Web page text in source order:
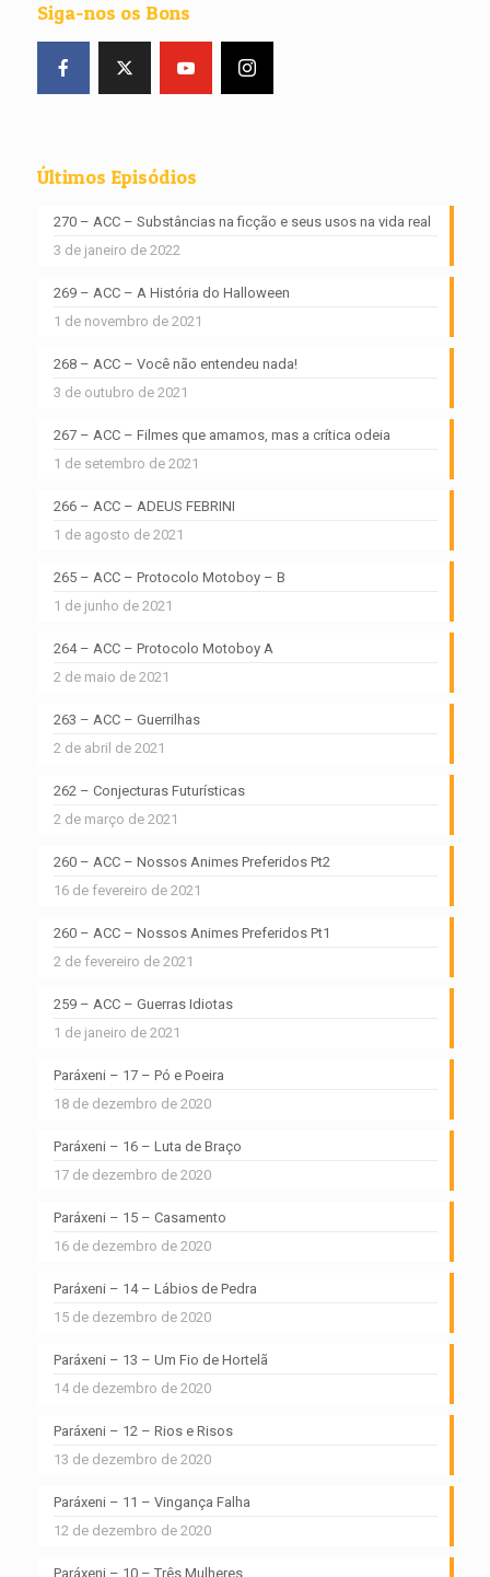
Siga-nos os Bons
Últimos Episódios
270 – ACC – Substâncias na ficção e seus usos na vida real
3 de janeiro de 2022
269 – ACC – A História do Halloween
1 de novembro de 2021
268 – ACC – Você não entendeu nada!
3 de outubro de 2021
267 – ACC – Filmes que amamos, mas a crítica odeia
1 de setembro de 2021
266 – ACC – ADEUS FEBRINI
1 de agosto de 2021
265 – ACC – Protocolo Motoboy – B
1 de junho de 2021
264 – ACC – Protocolo Motoboy A
2 de maio de 2021
263 – ACC – Guerrilhas
2 de abril de 2021
262 – Conjecturas Futurísticas
2 de março de 2021
260 – ACC – Nossos Animes Preferidos Pt2
16 de fevereiro de 2021
260 – ACC – Nossos Animes Preferidos Pt1
2 de fevereiro de 2021
259 – ACC – Guerras Idiotas
1 de janeiro de 2021
Paráxeni – 17 – Pó e Poeira
18 de dezembro de 2020
Paráxeni – 16 – Luta de Braço
17 de dezembro de 2020
Paráxeni – 15 – Casamento
16 de dezembro de 2020
Paráxeni – 14 – Lábios de Pedra
15 de dezembro de 2020
Paráxeni – 13 – Um Fio de Hortelã
14 de dezembro de 2020
Paráxeni – 12 – Rios e Risos
13 de dezembro de 2020
Paráxeni – 11 – Vingança Falha
12 de dezembro de 2020
Paráxeni – 10 – Três Mulheres